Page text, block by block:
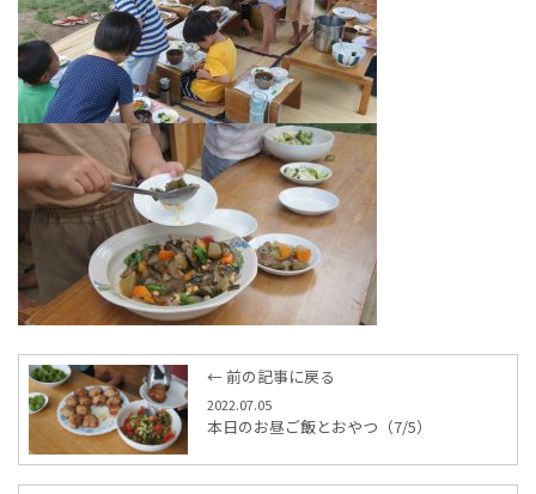
← 前の記事に戻る
2022.07.05
本日のお昼ご飯とおやつ（7/5）